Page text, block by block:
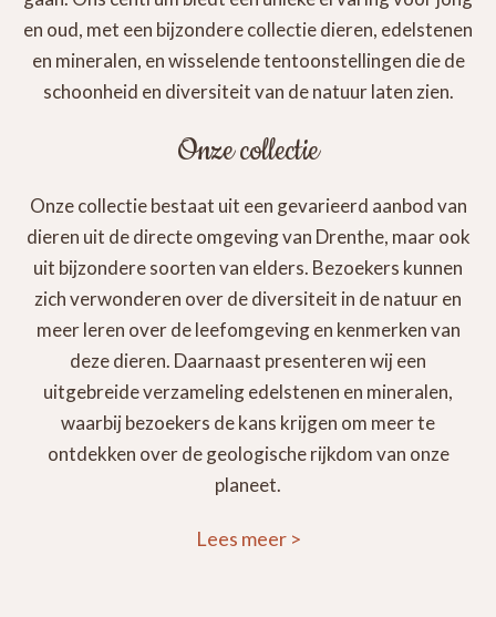
en oud, met een bijzondere collectie dieren, edelstenen
en mineralen, en wisselende tentoonstellingen die de
schoonheid en diversiteit van de natuur laten zien.
Onze collectie
Onze collectie bestaat uit een gevarieerd aanbod van
dieren uit de directe omgeving van Drenthe, maar ook
uit bijzondere soorten van elders. Bezoekers kunnen
zich verwonderen over de diversiteit in de natuur en
meer leren over de leefomgeving en kenmerken van
deze dieren. Daarnaast presenteren wij een
uitgebreide verzameling edelstenen en mineralen,
waarbij bezoekers de kans krijgen om meer te
ontdekken over de geologische rijkdom van onze
planeet.
Lees meer >